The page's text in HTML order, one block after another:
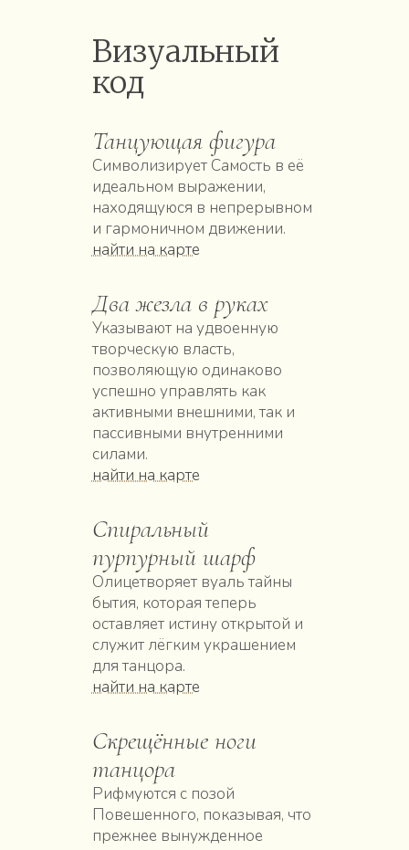
Визуальный
код
Танцующая фигура
Символизирует Самость в её
идеальном выражении,
находящуюся в непрерывном
и гармоничном движении.
найти на карте
Два жезла в руках
Указывают на удвоенную
творческую власть,
позволяющую одинаково
успешно управлять как
активными внешними, так и
пассивными внутренними
силами.
найти на карте
Спиральный
пурпурный шарф
Олицетворяет вуаль тайны
бытия, которая теперь
оставляет истину открытой и
служит лёгким украшением
для танцора.
найти на карте
Скрещённые ноги
танцора
Рифмуются с позой
Повешенного, показывая, что
прежнее вынужденное